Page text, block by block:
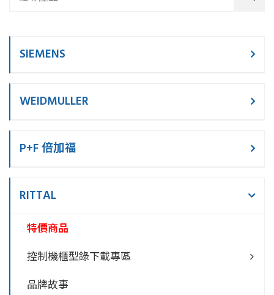
SIEMENS
WEIDMULLER
P+F 倍加福
RITTAL
特價商品
控制機櫃型錄下載專區
品牌故事